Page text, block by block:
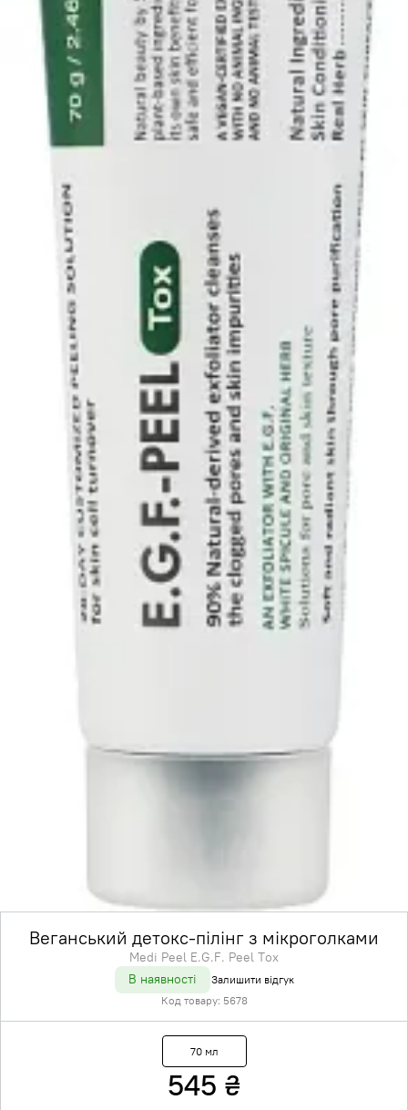
Веганський детокс-пілінг з мікроголками
Medi Peel E.G.F. Peel Tox
В наявності
Залишити відгук
Код товару: 5678
70 мл
545 ₴